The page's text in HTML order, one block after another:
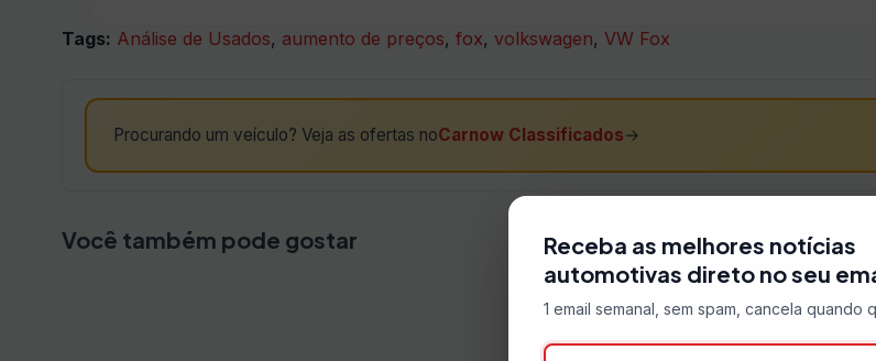
Tags: Análise de Usados, aumento de preços, fox, volkswagen, VW Fox
Procurando um veículo? Veja as ofertas noCarnow Classificados→
Você também pode gostar
Receba as melhores notícias
automotivas direto no seu
1 email semanal, sem spam, cancela quando
Email